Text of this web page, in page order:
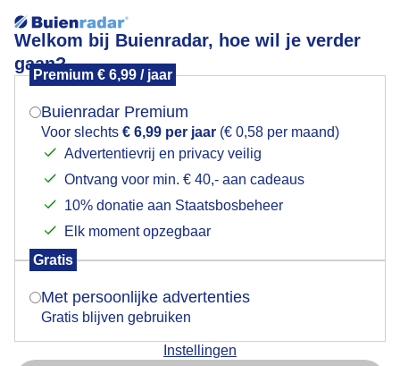
Welkom bij Buienradar, hoe wil je verder
gaan?
Premium € 6,99 / jaar
Buienradar Premium
Voor slechts € 6,99 per jaar (€ 0,58 per maand)
Advertentievrij en privacy veilig
Ontvang voor min. € 40,- aan cadeaus
10% donatie aan Staatsbosbeheer
Elk moment opzegbaar
Gratis
Met persoonlijke advertenties
Gratis blijven gebruiken
Instellingen
een deel donkere wolken, deel gekleurde wolken.
Mogen we je locatie gebruiken voor het
Indien je hier nog geen akkoord op hebt gegeven,
verschijnt er zo een pop-up uit je browser waarin
Is goed, toon de popup
Nu niet, misschien later